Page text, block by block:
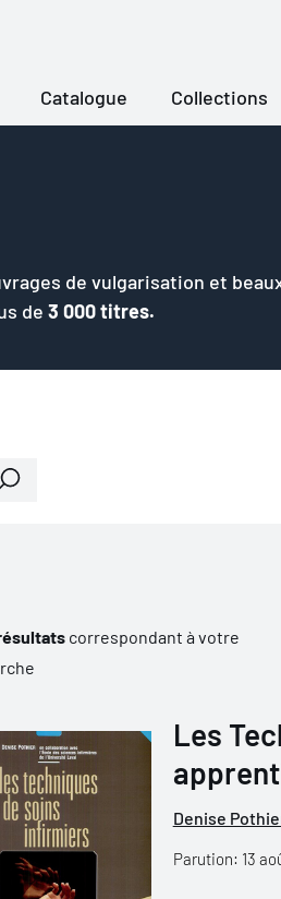
Catalogue Collections
de vulgarisation et
de 3 000 titres.
correspondant à votre
Les
Denise
Parution: 13